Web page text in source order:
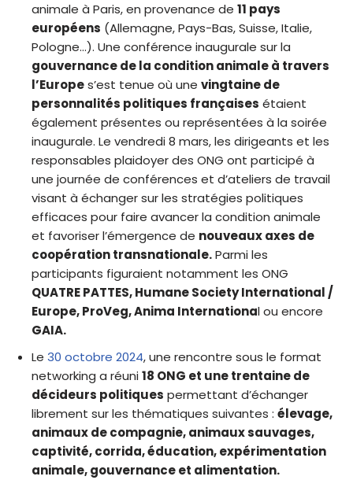
animale à Paris, en provenance de 11 pays
européens (Allemagne, Pays-Bas, Suisse, Italie,
Pologne…). Une conférence inaugurale sur la
gouvernance de la condition animale à travers
l’Europes’est tenue où une vingtaine de
personnalités politiques françaises étaient
également présentes ou représentées à la soirée
inaugurale. Le vendredi 8 mars, les dirigeants et les
responsables plaidoyer des ONG ont participé à
une journée de conférences et d’ateliers de travail
visant à échanger sur les stratégies politiques
efficaces pour faire avancer la condition animale
et favoriser l’émergence de nouveaux axes de
coopération transnationale.Parmi les
participants figuraient notamment les ONG
QUATRE PATTES, Humane Society International /
Europe, ProVeg, Anima International ou encore
GAIA.
Le 30 octobre 2024, une rencontre sous le format
networking a réuni18 ONG et une trentaine de
décideurs politiques permettant d’échanger
librement sur les thématiques suivantes : élevage,
animaux de compagnie, animaux sauvages,
captivité, corrida, éducation, expérimentation
animale, gouvernance et alimentation.